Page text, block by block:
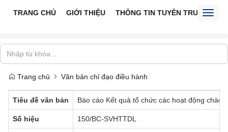
TRANG CHỦ GIỚI THIỆU THÔNG TIN TUYÊN TRUYỀN
Trang chủ Văn bản chỉ đạo điều hành
Tiêu đề văn bản Báo cáo Kết quả tổ chức các hoạt động chào
Số hiệu 150/BC-SVHTTDL